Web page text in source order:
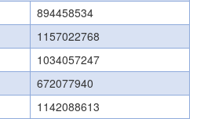
894458534
1157022768
1034057247
672077940
1142088613